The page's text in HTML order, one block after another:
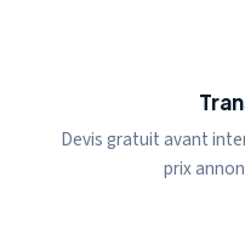
Devis gratuit avant
prix